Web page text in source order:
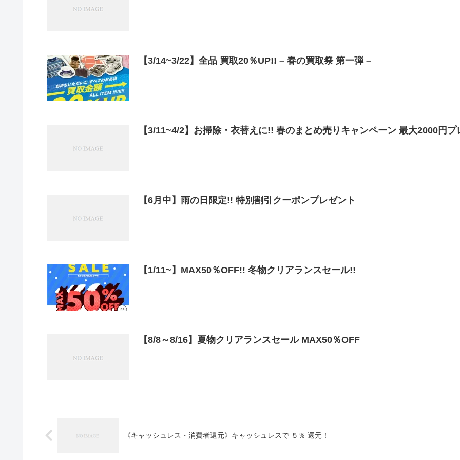
【3/14~3/22】全品 買取20％UP!! – 春の買取祭 第一弾 –
【3/11~4/2】お掃除・衣替えに!! 春のまとめ売りキャンペーン 最大2000円プ
【6月中】雨の日限定!! 特別割引クーポンプレゼント
【1/11~】MAX50％OFF!! 冬物クリアランスセール!!
【8/8～8/16】夏物クリアランスセール MAX50％OFF
《キャッシュレス・消費者還元》キャッシュレスで ５％ 還元！